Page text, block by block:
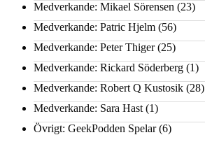
Medverkande: Mikael Sörensen (23)
Medverkande: Patric Hjelm (56)
Medverkande: Peter Thiger(25)
Medverkande: Rickard Söderberg (1)
Medverkande: Robert Q Kustosik (28)
Medverkande: Sara Hast (1)
Övrigt: GeekPodden Spelar(6)